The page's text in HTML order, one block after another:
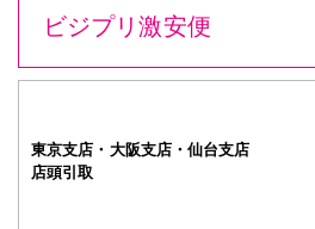
入稿・校了から3日後発送
激安便
通常便
ビジプリ激安便
東京支店・大阪支店・仙台支店
店頭引取